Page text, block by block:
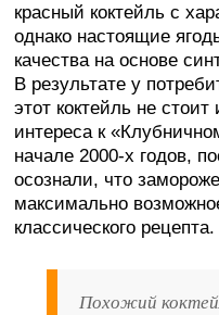
красный коктейль с
однако настоящие
качества на основе
В результате у
этот коктейль не
интереса к
начале 2000-х годов,
осознали, что
максимально
классического рецепта.
Похожий